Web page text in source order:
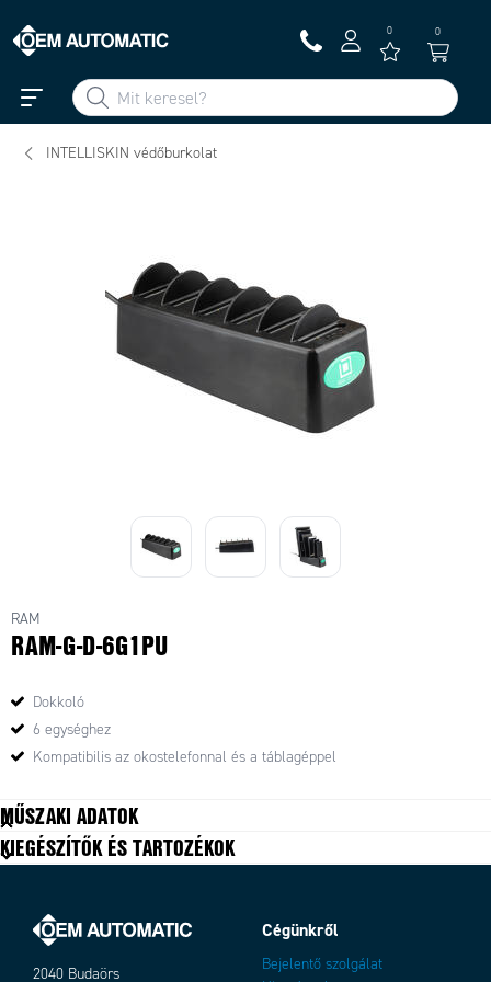
0 0
INTELLISKIN védőburkolat
RAM
RAM-G-D-6G1PU
Dokkoló
6 egységhez
Kompatibilis az okostelefonnal és a táblagéppel
MŰSZAKI ADATOK
KIEGÉSZÍTŐK ÉS TARTOZÉKOK
2040 Budaörs
Cégünkről
Bejelentő szolgálat